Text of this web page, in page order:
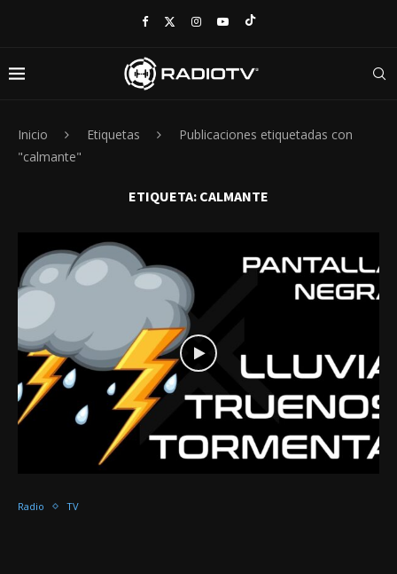
Inicio Etiquetas
Publicaciones etiquetadas con
"calmante"
ETIQUETA: CALMANTE
Radio TV